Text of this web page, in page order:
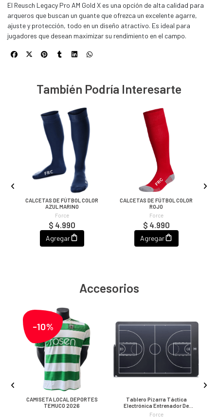
El Reusch Legacy Pro AM Gold X es una opción de alta calidad para
arqueros que buscan un guante que ofrezca un excelente agarre,
ajuste y protección, todo en un diseño atractivo. Es ideal para
jugadores que desean maximizar su rendimiento en el campo.
También Podría Interesarte
CALCETAS DE FÚTBOL COLOR
AZUL MARINO
Force
$ 4.990
Agregar
CALCETAS DE FÚTBOL COLOR
ROJO
Force
$ 4.990
Agregar
Accesorios
-10%
CAMISETA LOCAL DEPORTES
TEMUCO 2026
Tablero Pizarra Táctica
Electrónica Entrenador De
Básquetbol
Force